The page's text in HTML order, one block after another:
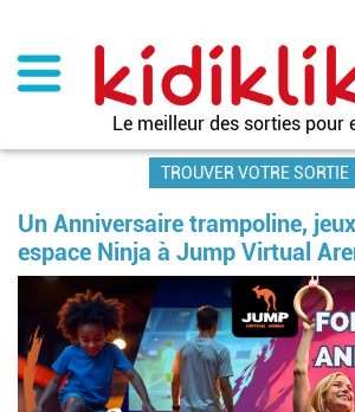
contenu
principal
Le meilleur des sorties pour
TROUVER VOTRE
Un Anniversaire trampoline,
espace Ninja à Jump Virtual